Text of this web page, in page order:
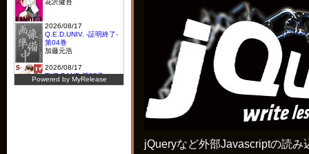
jQueryなど外部Javascriptの読